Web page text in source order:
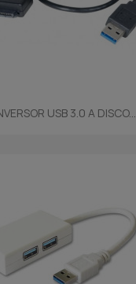
USB 3.0 A DISCO...